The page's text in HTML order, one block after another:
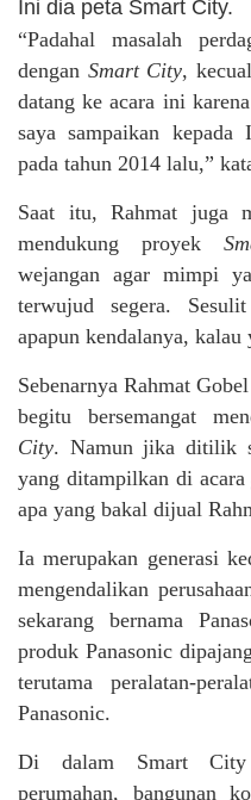
Ini dia peta Smart City.
“Padahal masalah
dengan Smart City,
datang ke acara ini karena
saya sampaikan
pada tahun 2014 lalu,”
Saat itu, Rahmat juga
mendukung proyek
wejangan agar mimpi
terwujud segera.
apapun kendalanya,
Sebenarnya Rahmat
begitu bersemangat
City. Namun jika ditilik
yang ditampilkan di acara
apa yang bakal dijual
Ia merupakan generasi
mengendalikan
sekarang bernama
produk Panasonic
terutama peralatan-
Panasonic.
Di dalam Smart City
perumahan, bangunan